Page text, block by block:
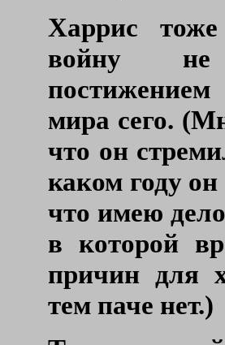
Харрис
войну не
мира сего.
что он
каком году
что имею
в которой
причин для
тем паче нет.)